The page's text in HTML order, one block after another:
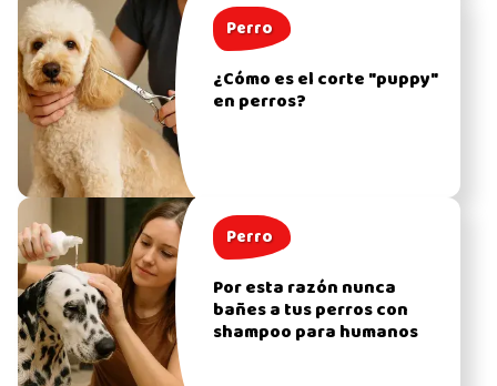
Perro
¿Cómo es el corte "puppy"
en perros?
Perro
Por esta razón nunca
bañes a tus perros con
shampoo para humanos